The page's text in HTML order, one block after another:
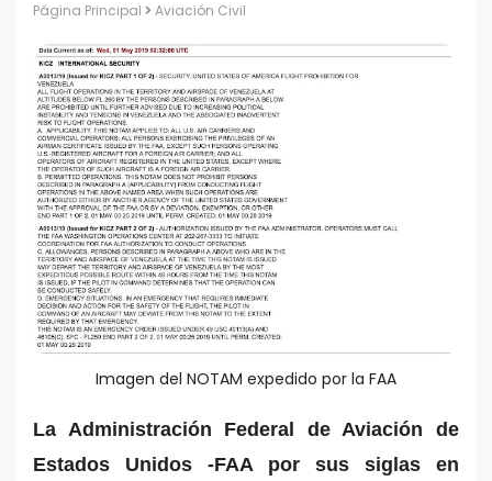
Página Principal Aviación Civil
Imagen del NOTAM expedido por la FAA
La Administración Federal de Aviación de
Estados Unidos -FAA por sus siglas en